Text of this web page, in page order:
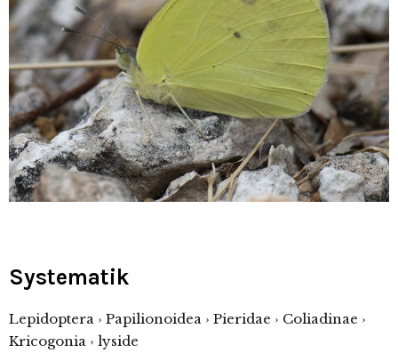
Systematik
Lepidoptera › Papilionoidea › Pieridae › Coliadinae ›
Kricogonia › lyside